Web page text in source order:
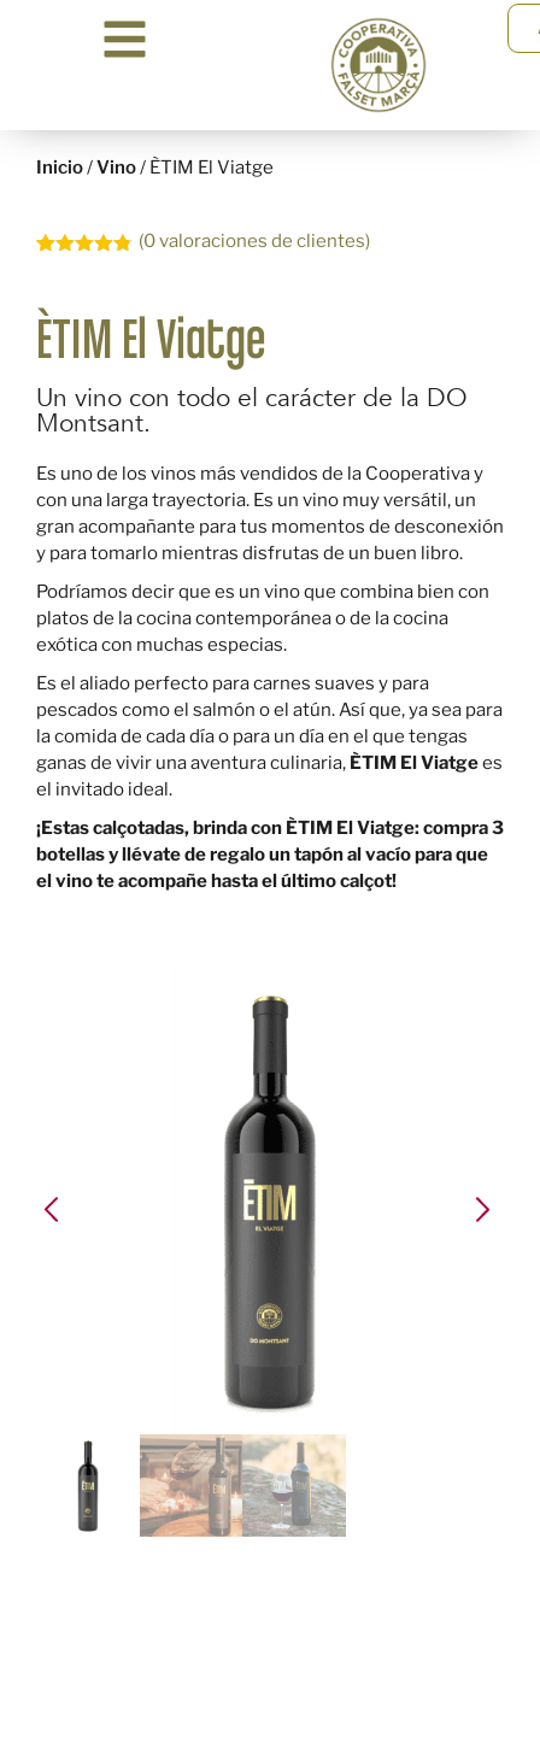
Inicio/Vino/ ÈTIM El Viatge
de 5 en
base a
valoraciones
de
(0valoraciones de clientes)
ÈTIM El Viatge
Un vino con todo el carácter de la DO
Montsant.
Es uno de los vinos más vendidos de la Cooperativa y
con una larga trayectoria. Es un vino muy versátil, un
gran acompañante para tus momentos de desconexión
y para tomarlo mientras disfrutas de un buen libro.
Podríamos decir que es un vino que combina bien con
platos de la cocina contemporánea o de la cocina
exótica con muchas especias.
Es el aliado perfecto para carnes suaves y para
pescados como el salmón o el atún. Así que, ya sea para
la comida de cada día o para un día en el que tengas
ganas de vivir una aventura culinaria, ÈTIM El Viatgees
el invitado ideal.
¡Estas calçotadas, brinda con ÈTIM El Viatge: compra 3
botellas y llévate de regalo un tapón al vacío para que
el vino te acompañe hasta el último calçot!